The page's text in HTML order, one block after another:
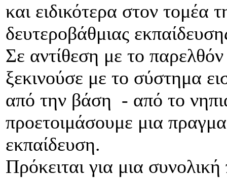
και ειδικότερα στον τομέα
δευτεροβάθμιας
Σε αντίθεση με το
ξεκινούσε με το σύστημα
από την βάση - από το
προετοιμάσουμε μια
εκπαίδευση.
Πρόκειται για μια